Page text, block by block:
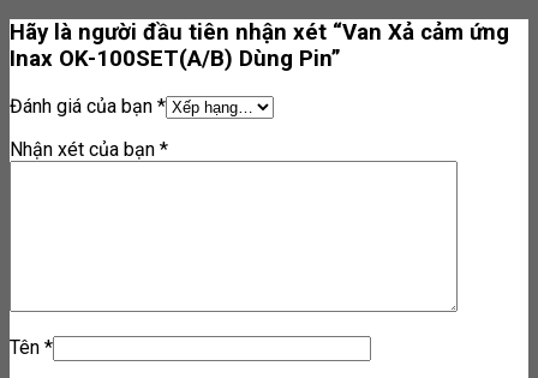
Hãy là người đầu tiên nhận xét “Van Xả cảm ứng
Inax OK-100SET(A/B) Dùng Pin”
Đánh giá của bạn *
Nhận xét của bạn *
Tên *